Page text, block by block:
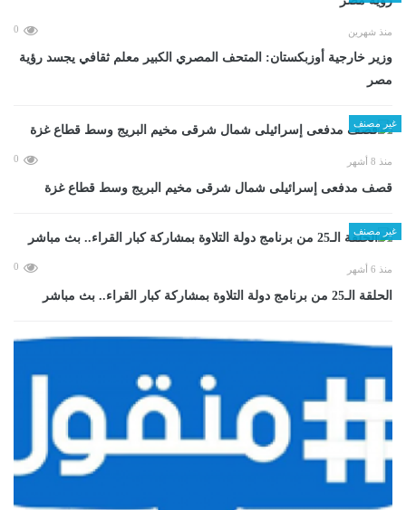
منذ شهرين 0
وزير خارجية أوزبكستان: المتحف المصري الكبير معلم ثقافي يجسد رؤية
مصر
غير مصنف
منذ 8 أشهر 0
قصف مدفعى إسرائيلى شمال شرقى مخيم البريج وسط قطاع غزة
غير مصنف
منذ 6 أشهر 0
الحلقة الـ25 من برنامج دولة التلاوة بمشاركة كبار القراء.. بث مباشر